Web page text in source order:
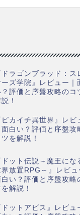
ドラゴンブラッド：ス
ーズ学院』レビュー｜
？評価と序盤攻略のコ
！
ピカイチ異世界』レビ
面白い？評価と序盤攻
ツを解説！
ドット伝説～魔王にな
界放置RPG～』レビュ
白い？評価と序盤攻略
を解説！
ドットアビス』レビュ